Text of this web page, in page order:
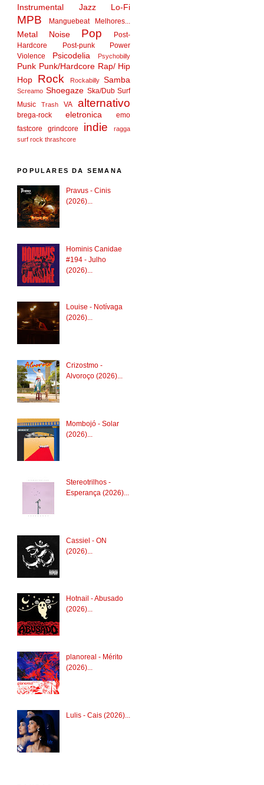
Instrumental Jazz Lo-Fi
MPB Manguebeat Melhores...
Metal Noise Pop
Post-
Hardcore
Post-punk
Power
Violence
Psicodelia Psychobilly
Punk Punk/Hardcore Rap/ Hip
Hop
Rock Rockabilly Samba
Screamo Shoegaze Ska/Dub Surf
Music
Trash VA alternativo
brega-rock eletronica
emo
fastcore
grindcore indie
ragga
surf rock thrashcore
POPULARES DA SEMANA
Pravus - Cinis
(2026)...
Hominis Canidae
#194 - Julho
(2026)...
Louise - Notívaga
(2026)...
Crizostmo -
Alvoroço (2026)...
Mombojó - Solar
(2026)...
Stereotrilhos -
Esperança (2026)...
Cassiel - ON
(2026)...
Hotnail - Abusado
(2026)...
planoreal - Mérito
(2026)...
Lulis - Cais (2026)...